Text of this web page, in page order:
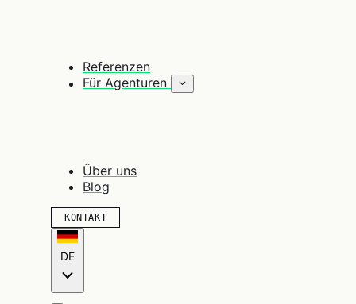
Referenzen
Für Agenturen
Über uns
Blog
KONTAKT
DE